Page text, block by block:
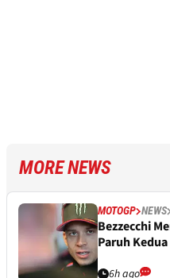
MORE NEWS
MOTOGP NEWS
Bezzecchi
Paruh
6h ago